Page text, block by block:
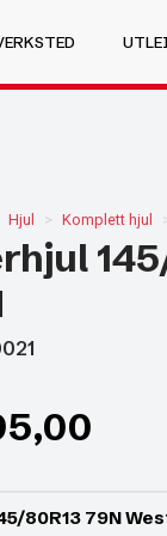
Hjul Komplett hjul
80R13 79N